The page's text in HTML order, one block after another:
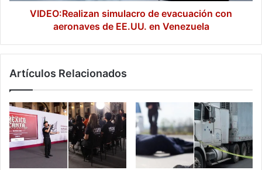
VenezuelaVIDEO:Realizan simulacro de evacuación con
aeronaves de EE.UU. en Venezuela
Artículos Relacionados